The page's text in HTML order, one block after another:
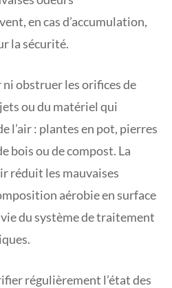
en cas d’accumulation,
la sécurité.
ni obstruer les orifices de
ou du matériel qui
l’air : plantes en pot, pierres
bois ou de compost. La
réduit les mauvaises
aérobie en surface
du système de traitement
régulièrement l’état des